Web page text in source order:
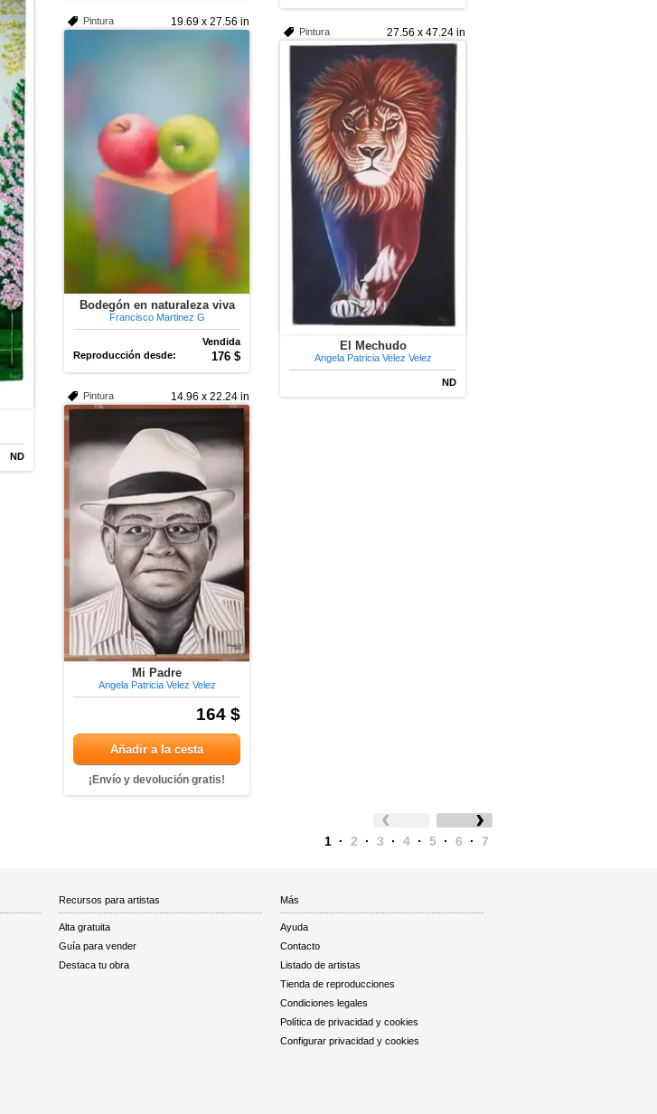
ND
19.69 x 27.56 in
Pintura
Bodegón en naturaleza viva
Francisco Martinez G
Vendida
Reproducción desde:
176 $
27.56 x 47.24 in
Pintura
El Mechudo
Angela Patricia Velez Velez
ND
14.96 x 22.24 in
Pintura
Mi Padre
Angela Patricia Velez Velez
164 $
Añadir a la cesta
¡Envío y devolución gratis!
1 · 2 · 3 · 4 · 5 · 6 · 7
Recursos para artistas
Alta gratuita
Guía para vender
Destaca tu obra
Más
Ayuda
Contacto
Listado de artistas
Tienda de reproducciones
Condiciones legales
Política de privacidad y cookies
Configurar privacidad y cookies